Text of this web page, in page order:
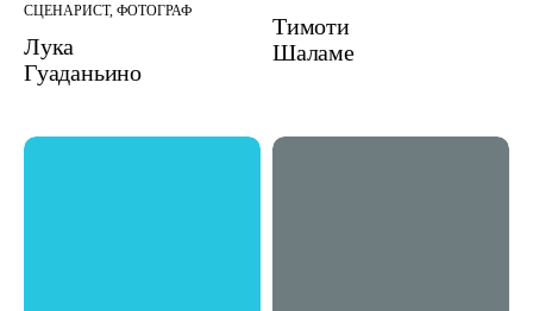
СЦЕНАРИСТ, ФОТОГРАФ
Лука
Гуаданьино
Тимоти
Шаламе